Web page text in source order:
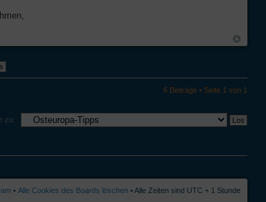
6 Beiträge • Seite 1 von 1
zu:
• Alle Cookies des Boards löschen • Alle Zeiten sind UTC + 1 Stunde